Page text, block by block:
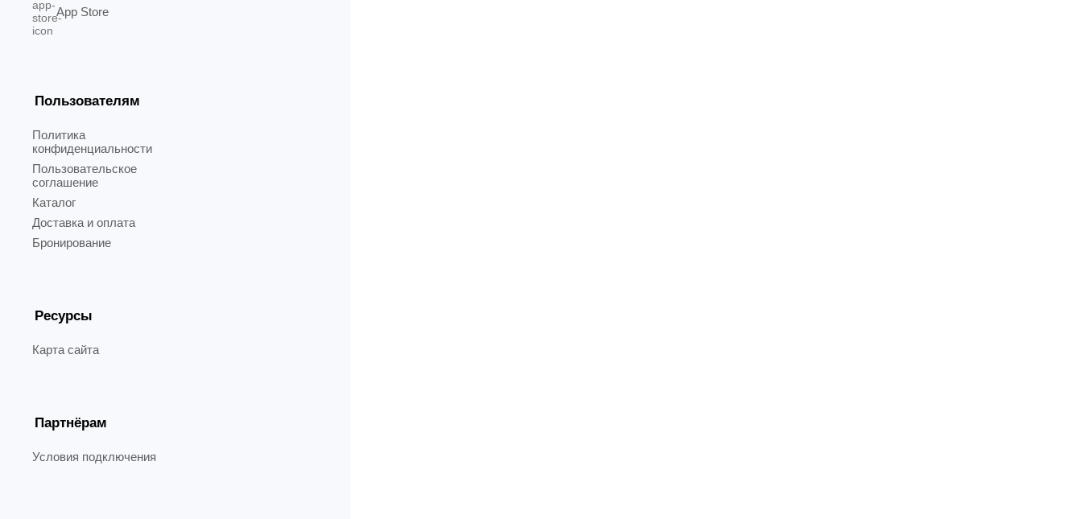
App Store
Пользователям
Политика
конфиденциальности
Пользовательское
соглашение
Каталог
Доставка и оплата
Бронирование
Ресурсы
Карта сайта
Партнёрам
Условия подключения